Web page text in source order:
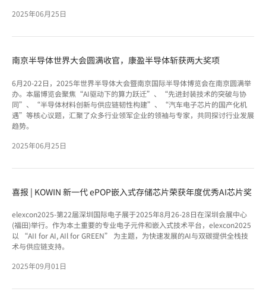
2025年06月25日
南京半导体世界大会圆满收官，康盈半导体斩获两大奖项
6月20-22日，2025年世界半导体大会暨南京国际半导体博览会在南京圆满举
办。本届博览会聚焦“AI驱动下的算力跃迁”、“先进封装技术的突破与协
同”、“半导体材料创新与供应链韧性构建”、“汽车电子芯片的国产化机
遇”等核心议题，汇聚了众多行业领军企业的领袖与专家，共同探讨行业发展
趋势。
2025年06月25日
喜报 | KOWIN 新一代 ePOP嵌入式存储芯片荣获年度优秀AI芯片奖
elexcon2025-第22届深圳国际电子展于2025年8月26-28日在深圳会展中心
(福田)举行。作为本土重要的专业电子元件和嵌入式技术平台，elexcon2025
以 “AII for AI, AIl for GREEN” 为主题，为快速发展的AI与双碳提供全栈技
术与供应链支持。
2025年09月01日